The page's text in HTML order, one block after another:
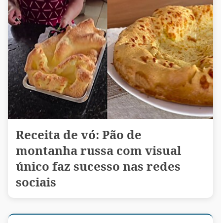
Receita de vó: Pão de
montanha russa com visual
único faz sucesso nas redes
sociais